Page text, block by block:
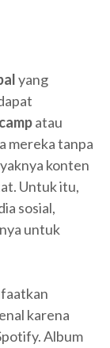
yang
atau
mereka tanpa
konten
Untuk itu,
sosial,
untuk
karena
Album